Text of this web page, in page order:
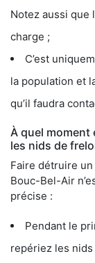
Notez aussi que
charge ;
C’est
la population et
qu’il faudra
À quel
les nids de
Faire détruire
Bouc-Bel-Air
précise :
Pendant le
repériez les